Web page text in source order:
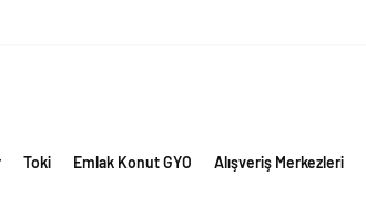
Toki Emlak Konut GYO Alışveriş Merkezleri